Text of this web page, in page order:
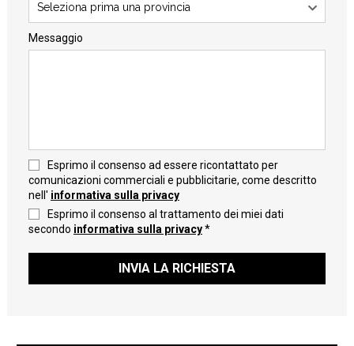
Seleziona prima una provincia
Messaggio
Esprimo il consenso ad essere ricontattato per
comunicazioni commerciali e pubblicitarie, come descritto
nell' informativa sulla privacy
Esprimo il consenso al trattamento dei miei dati
secondo informativa sulla privacy*
INVIA LA RICHIESTA